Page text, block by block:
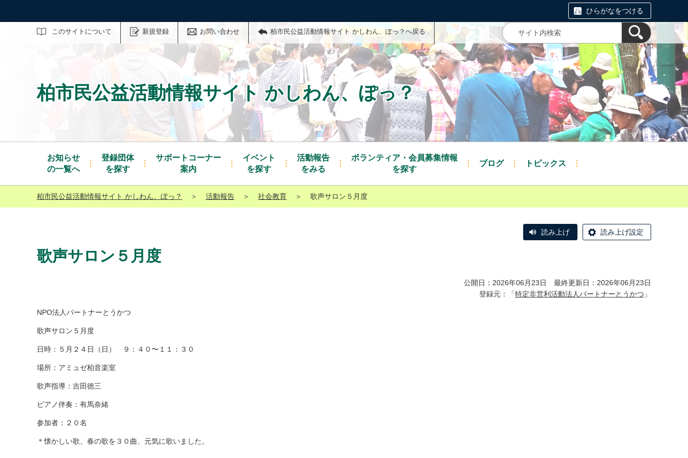
ひらがなをつける
このサイトについて 新規登録 お問い合わせ 柏市民公益活動情報サイト かしわん、ぽっ？へ戻る
サイト内検索
柏市民公益活動情報サイト かしわん、ぽっ？
お知らせ
の一覧へ
登録団体
を探す
サポートコーナー
案内
イベント
を探す
活動報告
をみる
ボランティア・会員募集情報
を探す
ブログ トピックス
柏市民公益活動情報サイト かしわん、ぽっ？ ＞ 活動報告 ＞ 社会教育 ＞ 歌声サロン５月度
読み上げ 読み上げ設定
歌声サロン５月度
公開日：2026年06月23日 最終更新日：2026年06月23日
登録元：「特定非営利活動法人パートナーとうかつ 」
NPO法人パートナーとうかつ
歌声サロン５月度
日時：５月２４日（日） ９：４０〜１１：３０
場所：アミュゼ柏音楽室
歌声指導：吉田徳三
ピアノ伴奏：有馬奈緒
参加者：２０名
＊懐かしい歌、春の歌を３０曲、元気に歌いました。